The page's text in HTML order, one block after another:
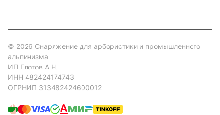
© 2026 Снаряжение для арбористики и промышленного
альпинизма
ИП Глотов А.Н.
ИНН 482424174743
ОГРНИП 313482424600012